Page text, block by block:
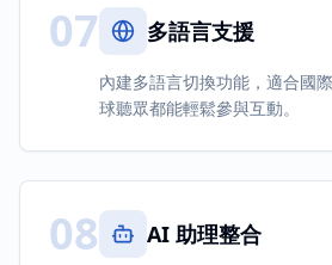
07 多語言支援
內建多語言切換功能，適合國
球聽眾都能輕鬆參與互動。
08 AI 助理整合